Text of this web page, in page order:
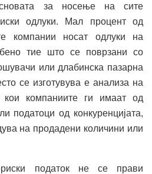
за носење на сите
одлуки. Мал процент од
компании носат одлуки на
тие што се поврзани со
или длабинска пазарна
се изготувува е анализа на
кои компаниите ги имаат од
податоци од конкуренцијата,
на продадени количини или
податок не се прави